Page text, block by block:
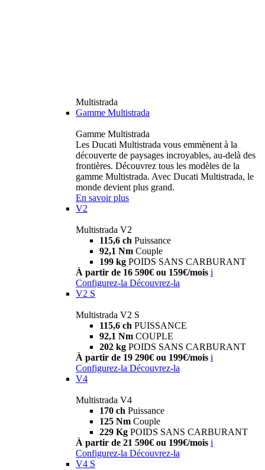
Multistrada
Gamme Multistrada
Gamme Multistrada
Les Ducati Multistrada vous emmènent à la
découverte de paysages incroyables, au-delà des
frontières. Découvrez tous les modèles de la
gamme Multistrada. Avec Ducati Multistrada, le
monde devient plus grand.
En savoir plus
V2
Multistrada V2
115,6 ch Puissance
92,1 Nm Couple
199 kg POIDS SANS CARBURANT
À partir de 16 590€ ou 159€/mois i
Configurez-la Découvrez-la
V2 S
Multistrada V2 S
115,6 ch PUISSANCE
92,1 Nm COUPLE
202 kg POIDS SANS CARBURANT
À partir de 19 290€ ou 199€/mois i
Configurez-la Découvrez-la
V4
Multistrada V4
170 ch Puissance
125 Nm Couple
229 Kg POIDS SANS CARBURANT
À partir de 21 590€ ou 199€/mois i
Configurez-la Découvrez-la
V4 S